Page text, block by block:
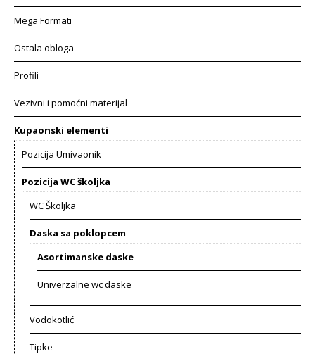
Mega Formati
Ostala obloga
Profili
Vezivni i pomoćni materijal
Kupaonski elementi
Pozicija Umivaonik
Pozicija WC školjka
WC Školjka
Daska sa poklopcem
Asortimanske daske
Univerzalne wc daske
Vodokotlić
Tipke